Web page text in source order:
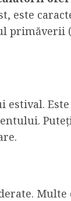
este
primăverii